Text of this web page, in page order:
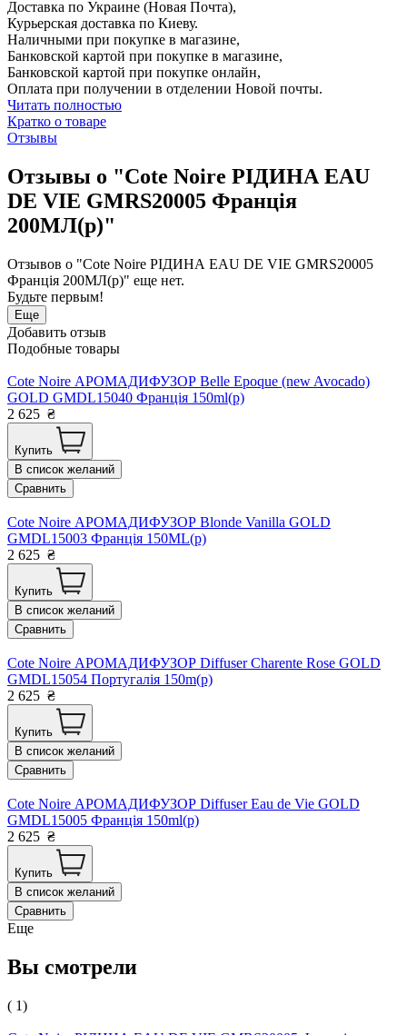
Доставка по Украине (Новая Почта),
Курьерская доставка по Киеву.
Наличными при покупке в магазине,
Банковской картой при покупке в магазине,
Банковской картой при покупке онлайн,
Оплата при получении в отделении Новой почты.
Читать полностью
Кратко о товаре
Отзывы
Отзывы о "Cote Noire РІДИНА EAU
DE VIE GMRS20005 Франція
200МЛ(р)"
Отзывов о "Cote Noire РІДИНА EAU DE VIE GMRS20005
Франція 200МЛ(р)" еще нет.
Будьте первым!
Еще
Добавить отзыв
Подобные товары
Cote Noire АРОМАДИФУЗОР Belle Epoque (new Avocado)
GOLD GMDL15040 Франція 150ml(р)
2 625 ₴
Купить
В список желаний
Сравнить
Cote Noire АРОМАДИФУЗОР Blonde Vanilla GOLD
GMDL15003 Франція 150ML(р)
2 625 ₴
Купить
В список желаний
Сравнить
Cote Noire АРОМАДИФУЗОР Diffuser Charente Rose GOLD
GMDL15054 Португалія 150m(р)
2 625 ₴
Купить
В список желаний
Сравнить
Cote Noire АРОМАДИФУЗОР Diffuser Eau de Vie GOLD
GMDL15005 Франція 150ml(р)
2 625 ₴
Купить
В список желаний
Сравнить
Еще
Вы смотрели
( 1)